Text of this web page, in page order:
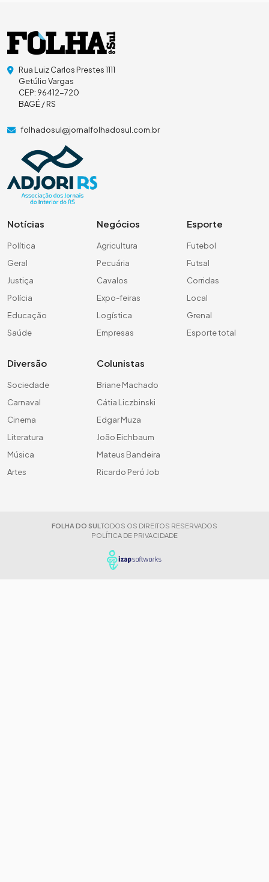
Rua Luiz Carlos Prestes 1111
Getúlio Vargas
CEP: 96412-720
BAGÉ / RS
folhadosul@jornalfolhadosul.com.br
Notícias
Política
Geral
Justiça
Polícia
Educação
Saúde
Negócios
Agricultura
Pecuária
Cavalos
Expo-feiras
Logística
Empresas
Esporte
Futebol
Futsal
Corridas
Local
Grenal
Esporte total
Diversão
Sociedade
Carnaval
Cinema
Literatura
Música
Artes
Colunistas
Briane Machado
Cátia Liczbinski
Edgar Muza
João Eichbaum
Mateus Bandeira
Ricardo Peró Job
FOLHA DO SUL TODOS OS DIREITOS RESERVADOS
POLÍTICA DE PRIVACIDADE